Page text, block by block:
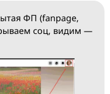
ФП (fanpage,
соц,